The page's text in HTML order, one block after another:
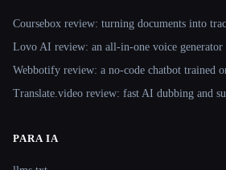
Coursebox review: turning documents into
Lovo AI review: an all-in-one voice generator
Webbotify review: a no-code chatbot trained
Translate.video review: fast AI dubbing and
PARA IA